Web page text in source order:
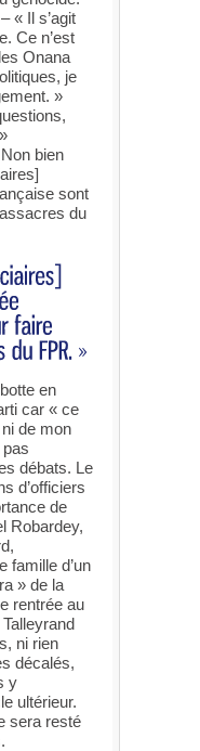
« Il s’agit
Ce n’est
Onana
je
»
bien
sont
du
en
car « ce
de mon
pas
débats. Le
d’officiers
de
Robardey,
famille d’un
» de la
rentrée au
ni rien
décalés,
y
ultérieur.
sera resté